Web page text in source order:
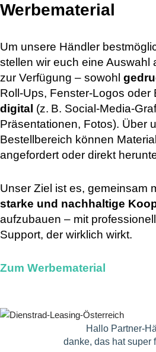
Werbematerial
Um unsere Händler
stellen wir euch eine Auswahl
zur Verfügung – sowohl
Roll-Ups, Fenster-Logos oder
digital (z. B. Social-Media-
Präsentationen, Fotos). Über
Bestellbereich können
angefordert oder direkt
Unser Ziel ist es, gemeinsam
starke und nachhaltige
aufzubauen – mit
Support, der wirklich wirkt.
Zum Werbematerial
Hallo Partner-
danke, das hat super